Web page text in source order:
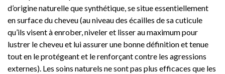
d’origine naturelle que synthétique, se situe essentiellement
en surface du cheveu (au niveau des écailles de sa cuticule
qu’ils visent à enrober, niveler et lisser au maximum pour
lustrer le cheveu et lui assurer une bonne définition et tenue
tout en le protégeant et le renforçant contre les agressions
externes). Les soins naturels ne sont pas plus efficaces que les